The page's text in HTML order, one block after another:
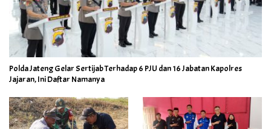
Polda Jateng Gelar Sertijab Terhadap 6 PJU dan 16 Jabatan Kapolres
Jajaran, Ini Daftar Namanya